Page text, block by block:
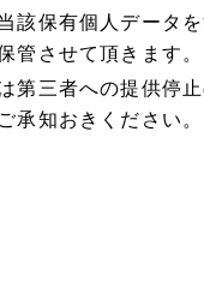
該保有個人データ
管させて頂きます。
第三者への提供停
承知おきください。